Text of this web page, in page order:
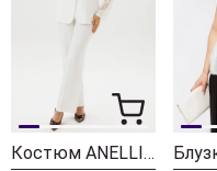
Костюм ANELLI LAUREL 1869 белое кружево